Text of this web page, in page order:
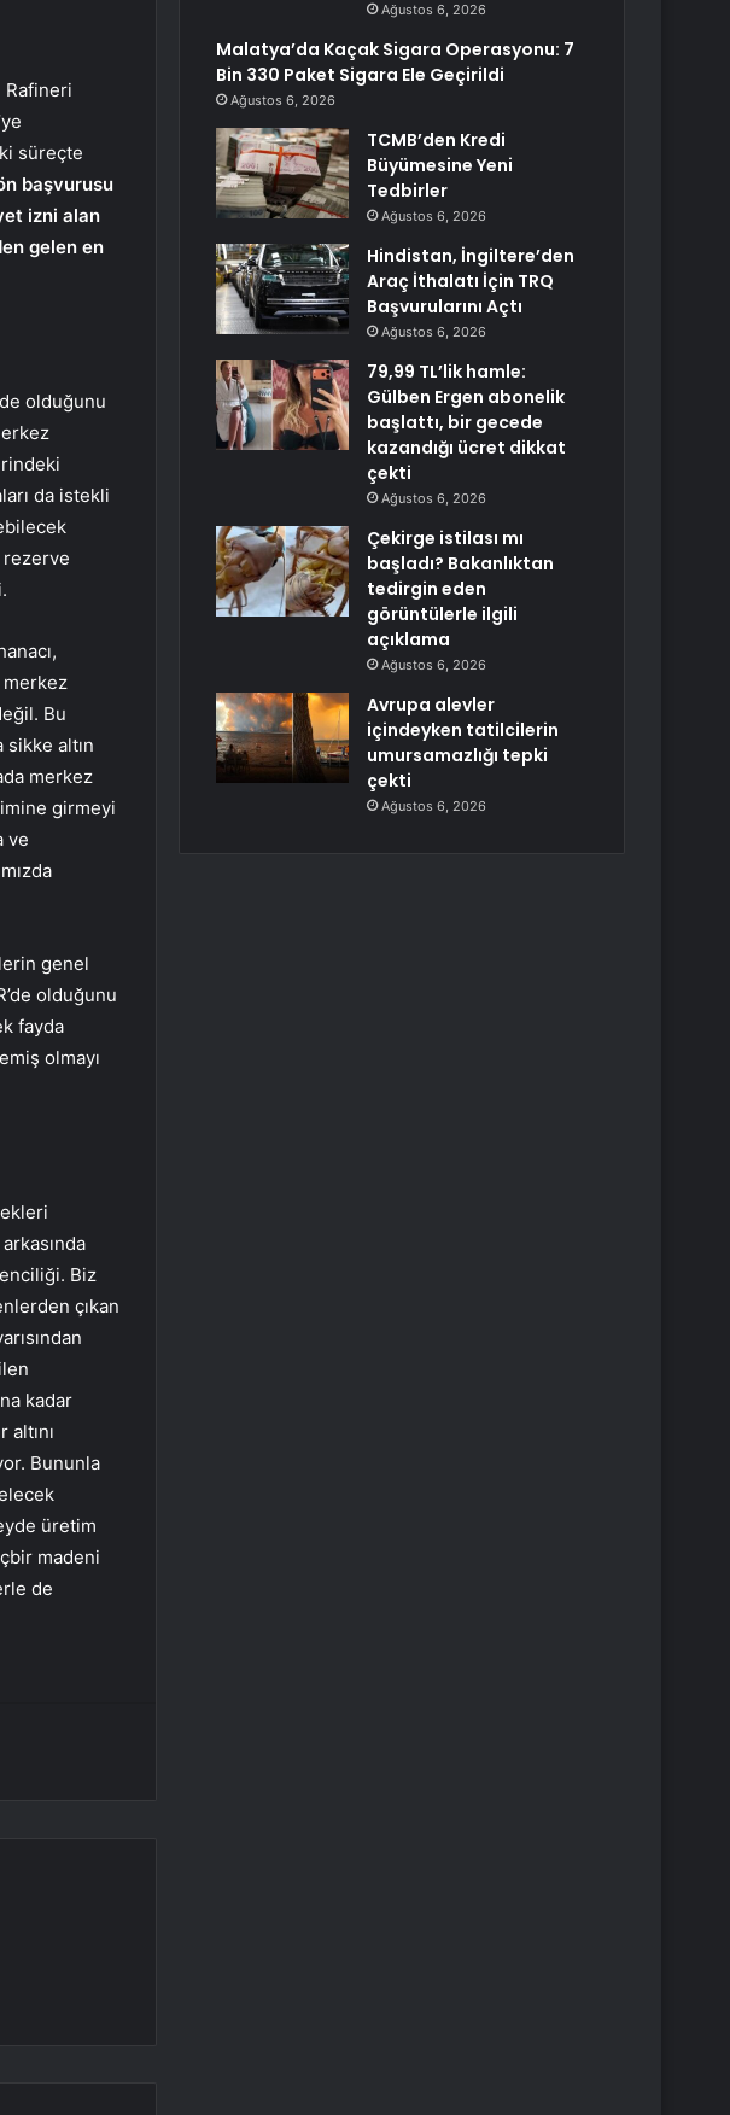
Rafineri
süreçte
başvurusu
izni alan
gelen en
olduğunu
da istekli
rezerve
merkez
Bu
altın
merkez
girmeyi
ve
genel
olduğunu
fayda
olmayı
Biz
çıkan
kadar
Bununla
üretim
madeni
de
Ağustos 6, 2026
Malatya’da Kaçak Sigara Operasyonu: 7
Bin 330 Paket Sigara Ele Geçirildi
Ağustos 6, 2026
TCMB’den Kredi
Büyümesine Yeni
Tedbirler
Ağustos 6, 2026
Hindistan, İngiltere’den
Araç İthalatı İçin TRQ
Başvurularını Açtı
Ağustos 6, 2026
79,99 TL’lik hamle:
Gülben Ergen abonelik
başlattı, bir gecede
kazandığı ücret dikkat
çekti
Ağustos 6, 2026
Çekirge istilası mı
başladı? Bakanlıktan
tedirgin eden
görüntülerle ilgili
açıklama
Ağustos 6, 2026
Avrupa alevler
içindeyken tatilcilerin
umursamazlığı tepki
çekti
Ağustos 6, 2026